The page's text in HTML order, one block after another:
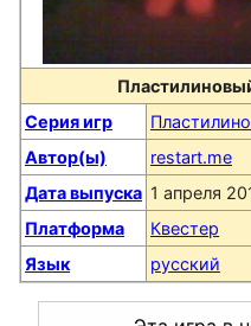
Серия игр
Автор(ы)
restart.me
Дата выпуска 1 апреля
Платформа
Квестер
Язык
русский